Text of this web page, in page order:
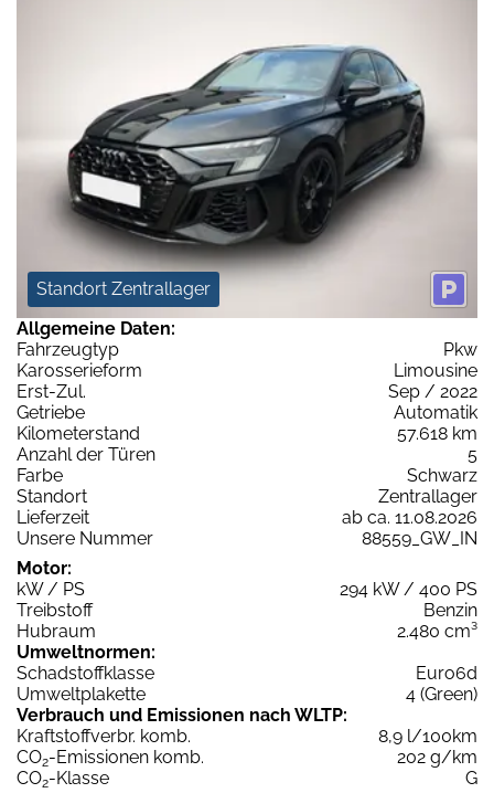
Standort Zentrallager
Allgemeine Daten:
Fahrzeugtyp
Pkw
Karosserieform
Limousine
Erst-Zul.
Sep / 2022
Getriebe
Automatik
Kilometerstand
57.618 km
Anzahl der Türen
5
Farbe
Schwarz
Standort
Zentrallager
Lieferzeit
ab ca. 11.08.2026
Unsere Nummer
88559_GW_IN
Motor:
kW / PS
294 kW / 400 PS
Treibstoff
Benzin
Hubraum
2.480 cm³
Umweltnormen:
Schadstoffklasse
Euro6d
Umweltplakette
4 (Green)
Verbrauch und Emissionen nach WLTP:
Kraftstoffverbr. komb.
8,9 l/100km
CO2-Emissionen komb.
202 g/km
CO2-Klasse
G